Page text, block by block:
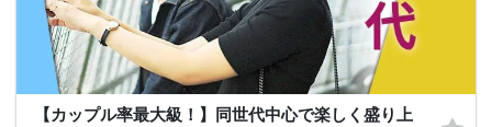
【カップル率最大級！】同世代中心で楽しく盛り上